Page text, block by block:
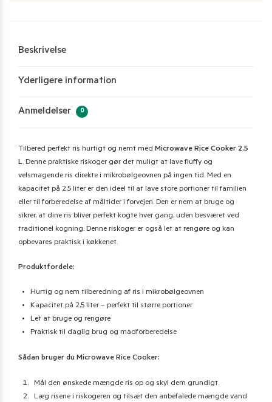
Beskrivelse
Yderligere information
Anmeldelser 0
Tilbered perfekt ris hurtigt og nemt med Microwave Rice Cooker 2,5
L. Denne praktiske riskoger gør det muligt at lave fluffy og
velsmagende ris direkte i mikrobølgeovnen på ingen tid. Med en
kapacitet på 2,5 liter er den ideel til at lave store portioner til familien
eller til forberedelse af måltider i forvejen. Den er nem at bruge og
sikrer, at dine ris bliver perfekt kogte hver gang, uden besværet ved
traditionel kogning. Denne riskoger er også let at rengøre og kan
opbevares praktisk i køkkenet.
Produktfordele:
Hurtig og nem tilberedning af ris i mikrobølgeovnen
Kapacitet på 2,5 liter – perfekt til større portioner
Let at bruge og rengøre
Praktisk til daglig brug og madforberedelse
Sådan bruger du Microwave Rice Cooker:
Mål den ønskede mængde ris op og skyl dem grundigt.
Læg risene i riskogeren og tilsæt den anbefalede mængde vand